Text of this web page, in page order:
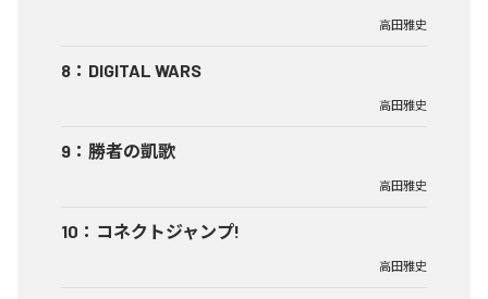
高田雅史
8 ： DIGITAL WARS
高田雅史
9 ： 勝者の凱歌
高田雅史
10 ： コネクトジャンプ!
高田雅史